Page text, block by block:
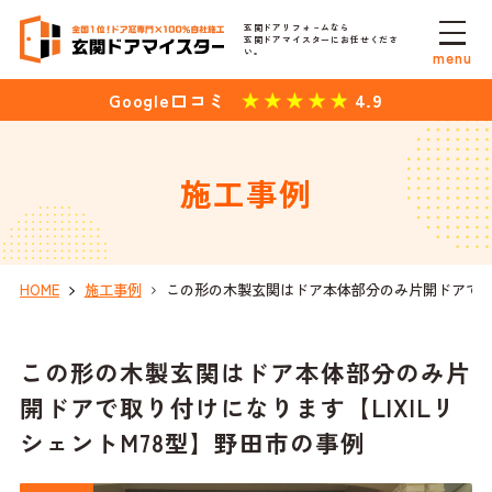
玄関ドアリフォ－ムなら
玄関ドアマイスターにお任せくださ
い。
Google口コミ 4.9
menu
施工事例
HOME 施工事例 この形の木製玄関はドア本体部分のみ片開ドアで
この形の木製玄関はドア本体部分のみ片
開ドアで取り付けになります【LIXILリ
シェントM78型】野田市の事例